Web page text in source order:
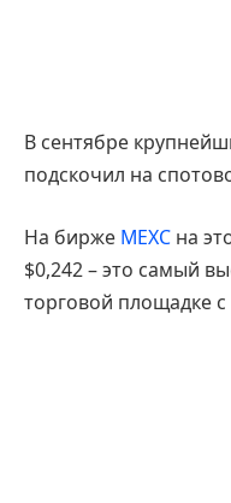
В сентябре
подскочил на
На бирже MEXC на
$0,242 – это самый
торговой площадке с